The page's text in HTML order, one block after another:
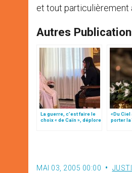
et tout particulièrement
Autres
La guerre, c’est faire le
choix « de Caïn », déplore
«Du Ciel
porter la
MAI 03, 2005 00:00